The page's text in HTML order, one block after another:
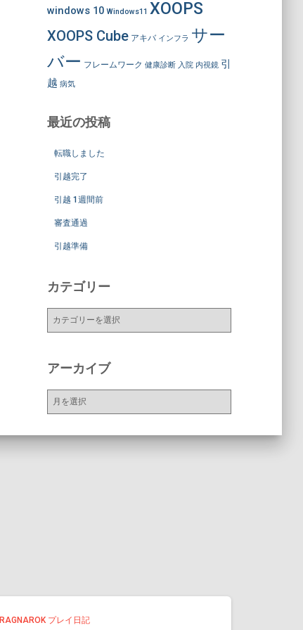
windows 10 Windows11 XOOPS
XOOPS Cube アキバ インフラ サー
バー フレームワーク 健康診断 入院 内視鏡 引
越 病気
最近の投稿
転職しました
引越完了
引越 1週間前
審査通過
引越準備
カテゴリー
ー
アーカイブ
ー
イ
RAGNAROK プレイ日記